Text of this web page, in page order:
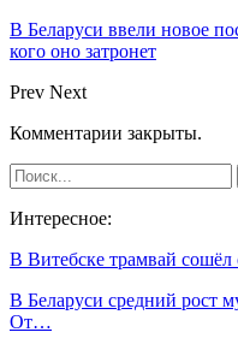
В Беларуси ввели новое
кого оно затронет
Prev Next
Комментарии закрыты.
Интересное:
В Витебске трамвай сошёл
В Беларуси средний рост
От…